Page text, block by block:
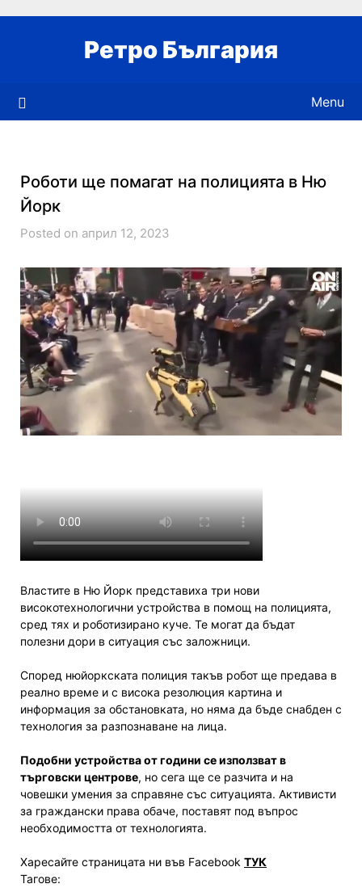
Ретро България
Menu
Роботи ще помагат на полицията в Ню
Йорк
Posted on април 12, 2023
Властите в Ню Йорк представиха три нови
високотехнологични устройства в помощ на полицията,
сред тях и роботизирано куче. Те могат да бъдат
полезни дори в ситуация със заложници.
Според нюйоркската полиция такъв робот ще предава в
реално време и с висока резолюция картина и
информация за обстановката, но няма да бъде снабден с
технология за разпознаване на лица.
Подобни устройства от години се използват в
търговски центрове, но сега ще се разчита и на
човешки умения за справяне със ситуацията. Активисти
за граждански права обаче, поставят под въпрос
необходимостта от технологията.
Харесайте страницата ни във Facebook ТУК
Тагове: